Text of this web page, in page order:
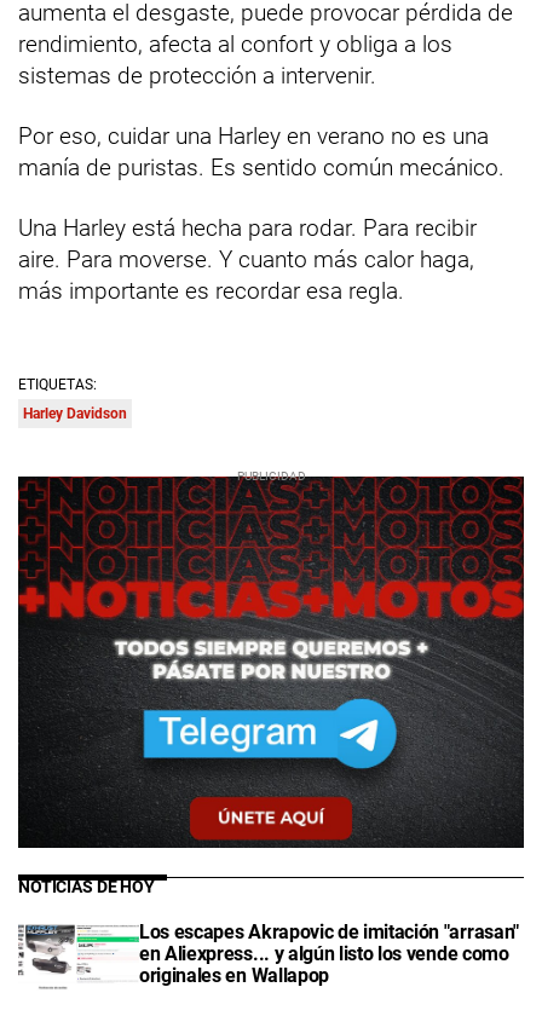
aumenta el desgaste, puede provocar pérdida de
rendimiento, afecta al confort y obliga a los
sistemas de protección a intervenir.
Por eso, cuidar una Harley en verano no es una
manía de puristas. Es sentido común mecánico.
Una Harley está hecha para rodar. Para recibir
aire. Para moverse. Y cuanto más calor haga,
más importante es recordar esa regla.
ETIQUETAS:
Harley Davidson
NOTICIAS DE HOY
Los escapes Akrapovic de imitación "arrasan"
en Aliexpress... y algún listo los vende como
originales en Wallapop